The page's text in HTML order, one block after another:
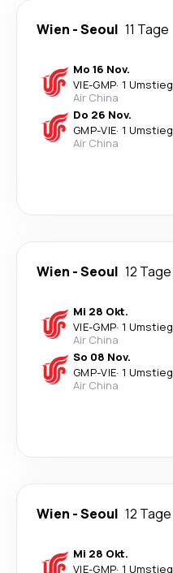
Wien -Seoul 11 Tage
Mo 16 Nov.
VIE-GMP· 1 Umstieg
Air China
Do 26 Nov.
GMP-VIE· 1 Umstieg
Air China
Wien -Seoul 12 Tage
Mi 28 Okt.
VIE-GMP· 1 Umstieg
Air China
So 08 Nov.
GMP-VIE· 1 Umstieg
Air China
Wien -Seoul 12 Tage
Mi 28 Okt.
VIE-GMP· 1 Umstieg